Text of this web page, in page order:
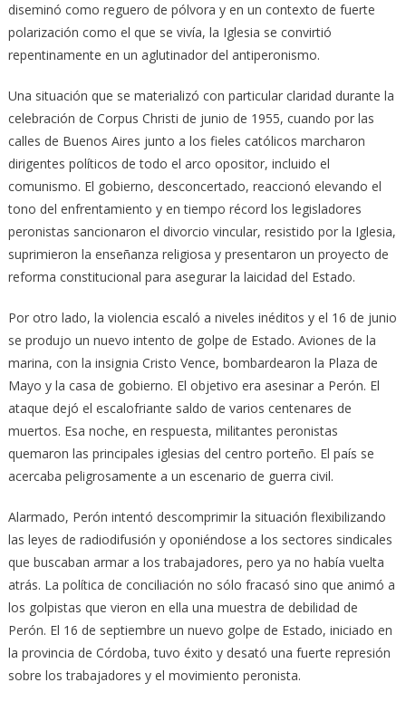
diseminó como reguero de pólvora y en un contexto de fuerte
polarización como el que se vivía, la Iglesia se convirtió
repentinamente en un aglutinador del antiperonismo.
Una situación que se materializó con particular claridad durante la
celebración de Corpus Christi de junio de 1955, cuando por las
calles de Buenos Aires junto a los fieles católicos marcharon
dirigentes políticos de todo el arco opositor, incluido el
comunismo. El gobierno, desconcertado, reaccionó elevando el
tono del enfrentamiento y en tiempo récord los legisladores
peronistas sancionaron el divorcio vincular, resistido por la Iglesia,
suprimieron la enseñanza religiosa y presentaron un proyecto de
reforma constitucional para asegurar la laicidad del Estado.
Por otro lado, la violencia escaló a niveles inéditos y el 16 de junio
se produjo un nuevo intento de golpe de Estado. Aviones de la
marina, con la insignia Cristo Vence, bombardearon la Plaza de
Mayo y la casa de gobierno. El objetivo era asesinar a Perón. El
ataque dejó el escalofriante saldo de varios centenares de
muertos. Esa noche, en respuesta, militantes peronistas
quemaron las principales iglesias del centro porteño. El país se
acercaba peligrosamente a un escenario de guerra civil.
Alarmado, Perón intentó descomprimir la situación flexibilizando
las leyes de radiodifusión y oponiéndose a los sectores sindicales
que buscaban armar a los trabajadores, pero ya no había vuelta
atrás. La política de conciliación no sólo fracasó sino que animó a
los golpistas que vieron en ella una muestra de debilidad de
Perón. El 16 de septiembre un nuevo golpe de Estado, iniciado en
la provincia de Córdoba, tuvo éxito y desató una fuerte represión
sobre los trabajadores y el movimiento peronista.